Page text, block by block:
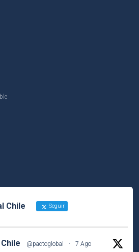
Chile Seguir
@pactoglobal ·
7 Ago